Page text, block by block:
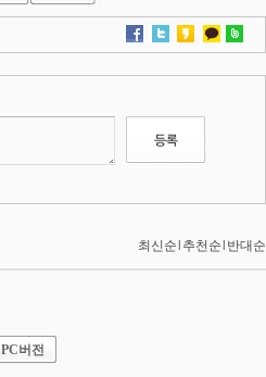
PC버전